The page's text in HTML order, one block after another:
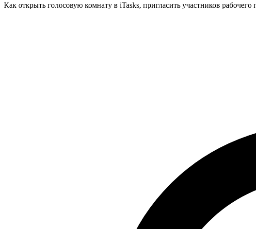
Как открыть голосовую комнату в iTasks, пригласить участников